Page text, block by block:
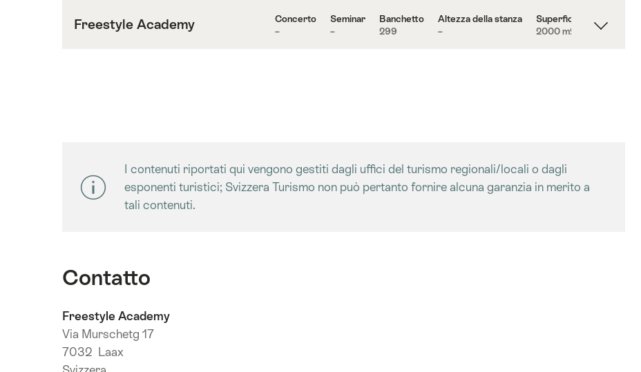
Freestyle Academy
Contenuti
Concerto
–
Seminar
–
Banchetto
299
Altezza della stanza
–
Superficie
2000 m2
I contenuti riportati qui vengono gestiti dagli uffici del turismo regionali/locali o dagli
esponenti turistici; Svizzera Turismo non può pertanto fornire alcuna garanzia in merito a
tali contenuti.
Contatto
Freestyle Academy
Via Murschetg 17
7032 Laax